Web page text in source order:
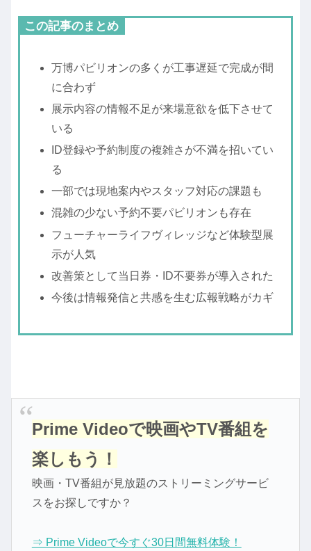
この記事のまとめ
万博パビリオンの多くが工事遅延で完成が間
に合わず
展示内容の情報不足が来場意欲を低下させて
いる
ID登録や予約制度の複雑さが不満を招いてい
る
一部では現地案内やスタッフ対応の課題も
混雑の少ない予約不要パビリオンも存在
フューチャーライフヴィレッジなど体験型展
示が人気
改善策として当日券・ID不要券が導入された
今後は情報発信と共感を生む広報戦略がカギ
Prime Videoで映画やTV番組を
楽しもう！
映画・TV番組が見放題のストリーミングサービ
スをお探しですか？
⇒ Prime Videoで今すぐ30日間無料体験！